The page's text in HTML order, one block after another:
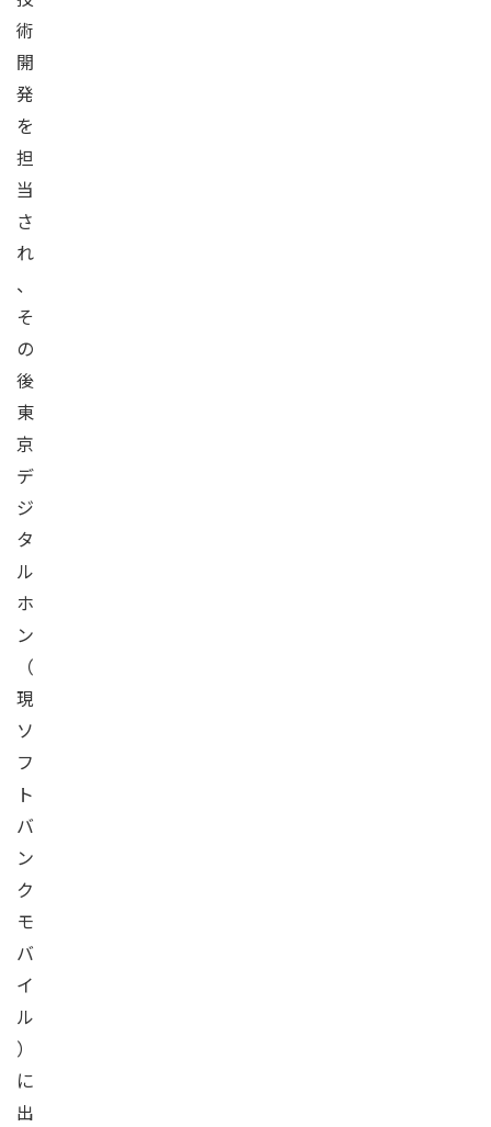
術
開
発
を
担
当
さ
れ
、
そ
の
後
東
京
デ
ジ
タ
ル
ホ
ン
（
現
ソ
フ
ト
バ
ン
ク
モ
バ
イ
ル
）
に
出